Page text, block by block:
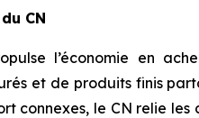
CN
l’économie en
et de produits finis
connexes, le CN relie